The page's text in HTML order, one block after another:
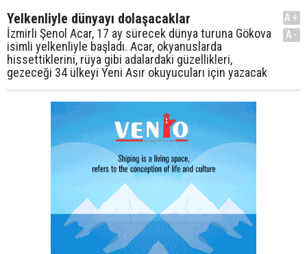
Yelkenliyle dünyayı dolaşacaklar
İzmirli Şenol Acar, 17 ay sürecek dünya turuna Gökova
isimli yelkenliyle başladı. Acar, okyanuslarda
hissettiklerini, rüya gibi adalardaki güzellikleri,
gezeceği 34 ülkeyi Yeni Asır okuyucuları için yazacak
A+
A-